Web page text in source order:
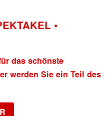
•
das schönste
werden Sie ein Teil des